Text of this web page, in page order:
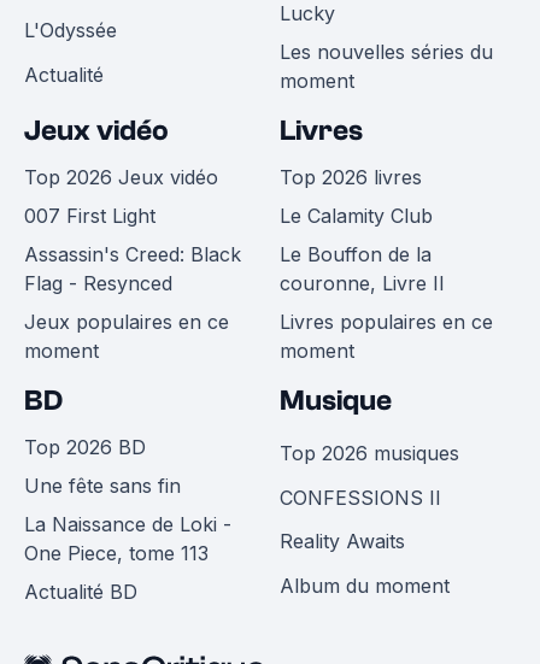
L'Odyssée
Actualité
Lucky
Les nouvelles séries du
moment
Jeux vidéo
Top 2026 Jeux vidéo
007 First Light
Assassin's Creed: Black
Flag - Resynced
Jeux populaires en ce
moment
Livres
Top 2026 livres
Le Calamity Club
Le Bouffon de la
couronne, Livre II
Livres populaires en ce
moment
BD
Top 2026 BD
Une fête sans fin
La Naissance de Loki -
One Piece, tome 113
Actualité BD
Musique
Top 2026 musiques
CONFESSIONS II
Reality Awaits
Album du moment